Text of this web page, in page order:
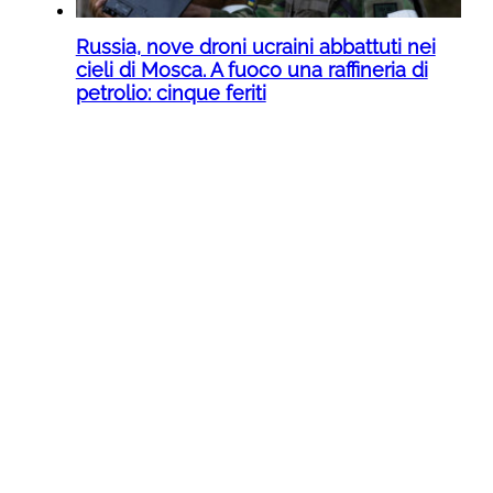
Russia, nove droni ucraini abbattuti nei
cieli di Mosca. A fuoco una raffineria di
petrolio: cinque feriti